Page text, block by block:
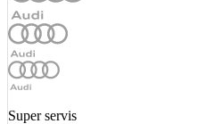
Super servis